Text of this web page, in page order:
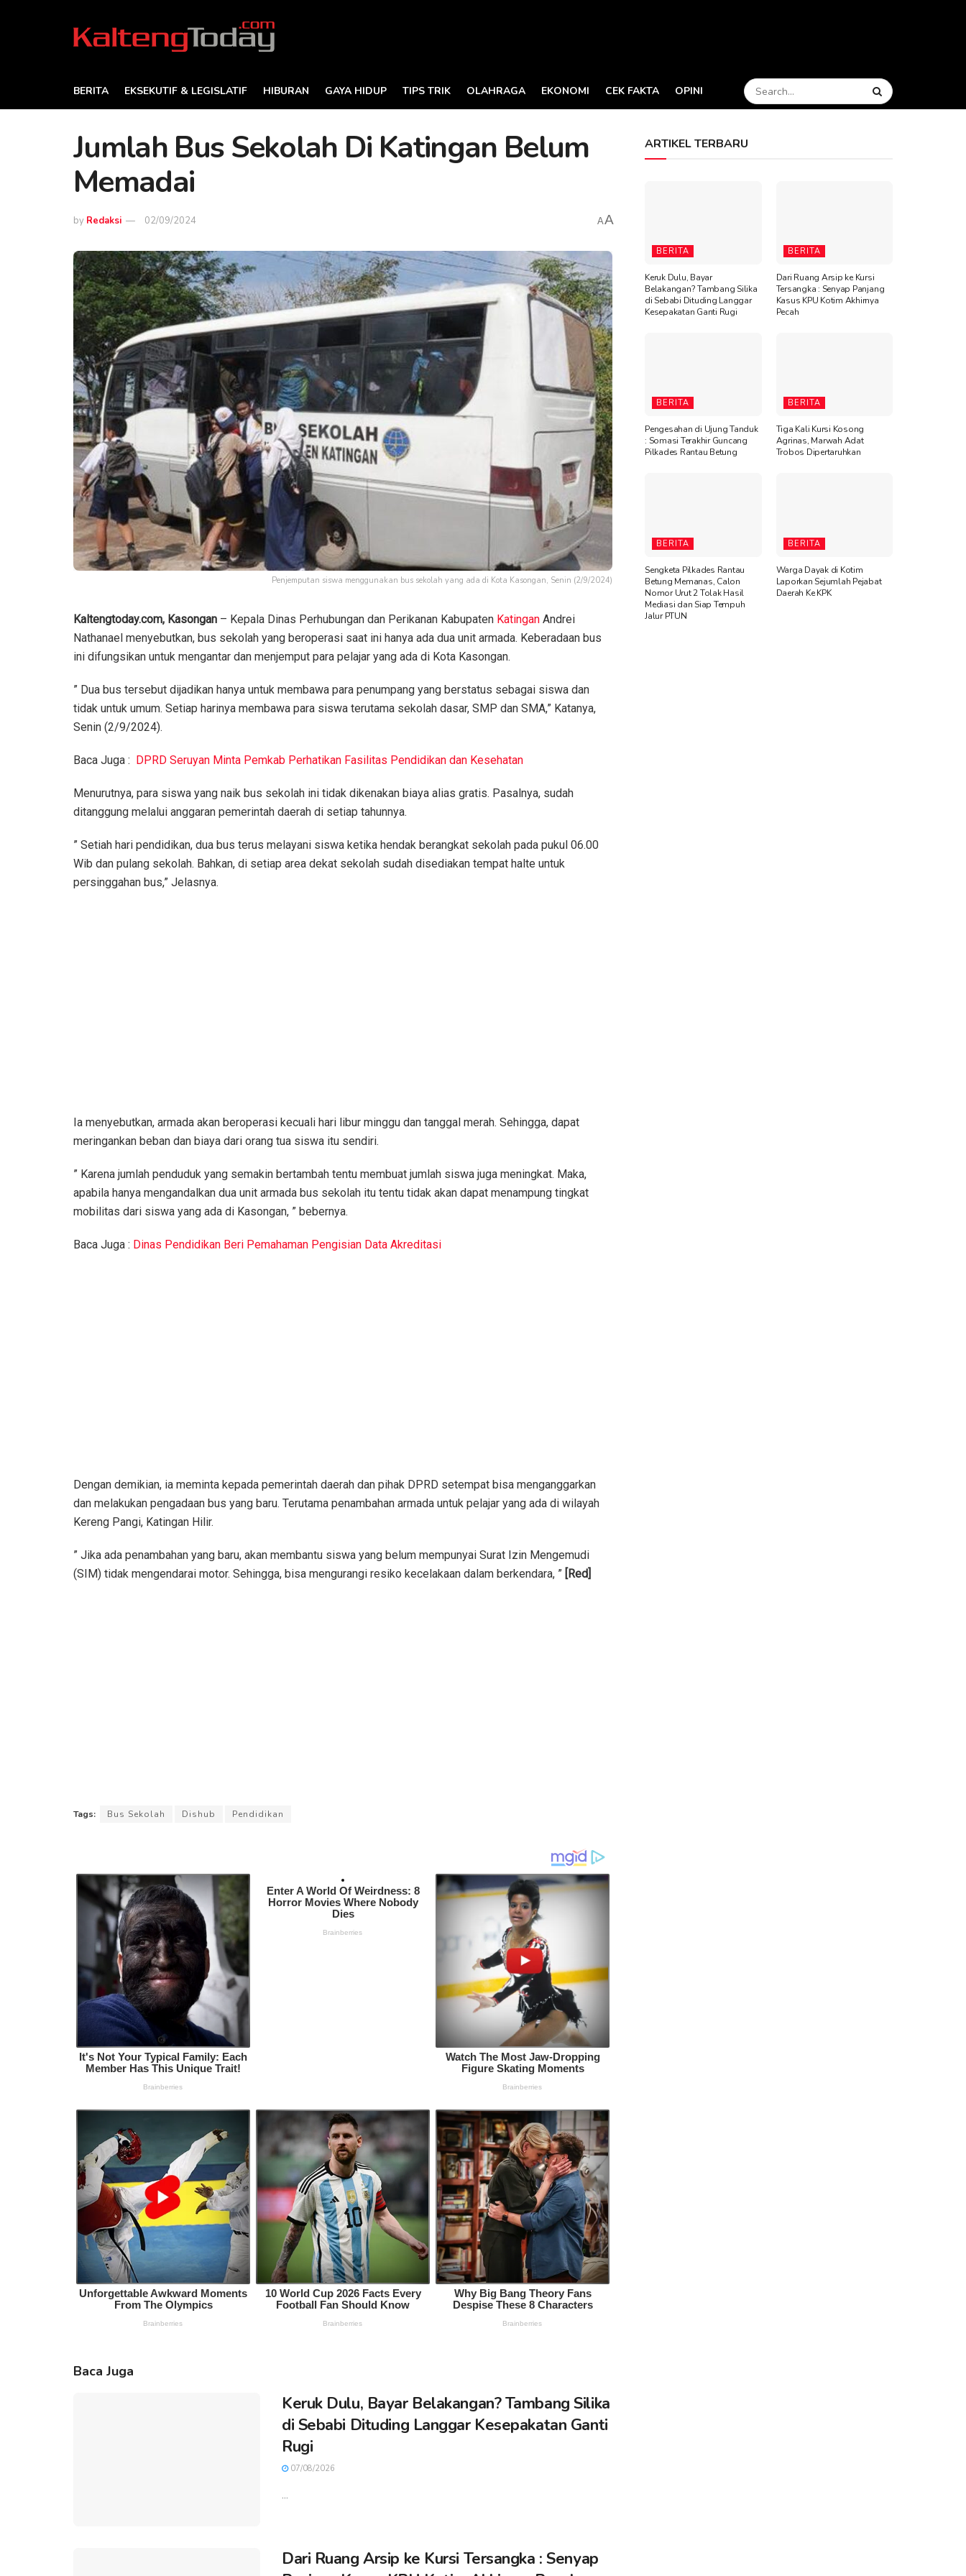
BERITA EKSEKUTIF & LEGISLATIF HIBURAN GAYA HIDUP TIPS TRIK OLAHRAGA EKONOMI CEK FAKTA OPINI
Jumlah Bus Sekolah Di Katingan Belum
Memadai
by Redaksi 02/09/2024 AA
Penjemputan siswa menggunakan bus sekolah yang ada di Kota Kasongan, Senin (2/9/2024)
Kaltengtoday.com, Kasongan – Kepala Dinas Perhubungan dan Perikanan Kabupaten Katingan Andrei
Nathanael menyebutkan, bus sekolah yang beroperasi saat ini hanya ada dua unit armada. Keberadaan bus
ini difungsikan untuk mengantar dan menjemput para pelajar yang ada di Kota Kasongan.
” Dua bus tersebut dijadikan hanya untuk membawa para penumpang yang berstatus sebagai siswa dan
tidak untuk umum. Setiap harinya membawa para siswa terutama sekolah dasar, SMP dan SMA,” Katanya,
Senin (2/9/2024).
Baca Juga : DPRD Seruyan Minta Pemkab Perhatikan Fasilitas Pendidikan dan Kesehatan
Menurutnya, para siswa yang naik bus sekolah ini tidak dikenakan biaya alias gratis. Pasalnya, sudah
ditanggung melalui anggaran pemerintah daerah di setiap tahunnya.
” Setiah hari pendidikan, dua bus terus melayani siswa ketika hendak berangkat sekolah pada pukul 06.00
Wib dan pulang sekolah. Bahkan, di setiap area dekat sekolah sudah disediakan tempat halte untuk
persinggahan bus,” Jelasnya.
Ia menyebutkan, armada akan beroperasi kecuali hari libur minggu dan tanggal merah. Sehingga, dapat
meringankan beban dan biaya dari orang tua siswa itu sendiri.
” Karena jumlah penduduk yang semakin bertambah tentu membuat jumlah siswa juga meningkat. Maka,
apabila hanya mengandalkan dua unit armada bus sekolah itu tentu tidak akan dapat menampung tingkat
mobilitas dari siswa yang ada di Kasongan, ” bebernya.
Baca Juga : Dinas Pendidikan Beri Pemahaman Pengisian Data Akreditasi
Dengan demikian, ia meminta kepada pemerintah daerah dan pihak DPRD setempat bisa menganggarkan
dan melakukan pengadaan bus yang baru. Terutama penambahan armada untuk pelajar yang ada di wilayah
Kereng Pangi, Katingan Hilir.
” Jika ada penambahan yang baru, akan membantu siswa yang belum mempunyai Surat Izin Mengemudi
(SIM) tidak mengendarai motor. Sehingga, bisa mengurangi resiko kecelakaan dalam berkendara, ” [Red]
Tags: Bus Sekolah Dishub Pendidikan
Baca Juga
Keruk Dulu, Bayar Belakangan? Tambang Silika
di Sebabi Dituding Langgar Kesepakatan Ganti
Rugi
07/08/2026
Dari Ruang Arsip ke Kursi Tersangka : Senyap
ARTIKEL TERBARU
BERITA
Keruk Dulu, Bayar
Belakangan? Tambang Silika
di Sebabi Dituding Langgar
Kesepakatan Ganti Rugi
BERITA
Dari Ruang Arsip ke Kursi
Tersangka : Senyap Panjang
Kasus KPU Kotim Akhirnya
Pecah
BERITA
Pengesahan di Ujung Tanduk
: Somasi Terakhir Guncang
Pilkades Rantau Betung
BERITA
Tiga Kali Kursi Kosong
Agrinas, Marwah Adat
Trobos Dipertaruhkan
BERITA
Sengketa Pilkades Rantau
Betung Memanas, Calon
Nomor Urut 2 Tolak Hasil
Mediasi dan Siap Tempuh
Jalur PTUN
BERITA
Warga Dayak di Kotim
Laporkan Sejumlah Pejabat
Daerah Ke KPK